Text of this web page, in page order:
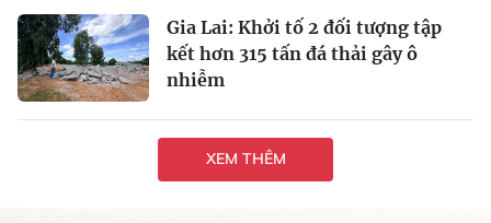
Gia Lai: Khởi tố 2 đối tượng tập
kết hơn 315 tấn đá thải gây ô
nhiễm
XEM THÊM